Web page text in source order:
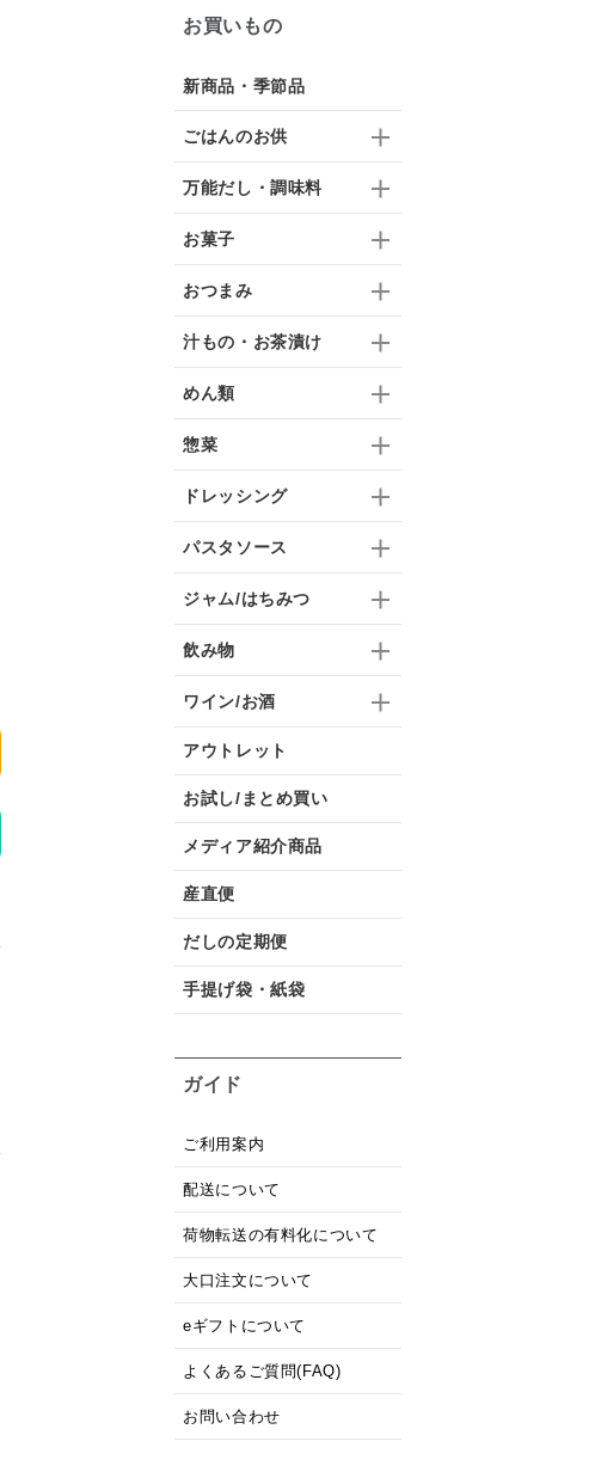
お買いもの
新商品・季節品
ごはんのお供
万能だし・調味料
お菓子
おつまみ
汁もの・お茶漬け
めん類
惣菜
ドレッシング
パスタソース
ジャム/はちみつ
飲み物
ワイン/お酒
アウトレット
お試し/まとめ買い
メディア紹介商品
産直便
だしの定期便
手提げ袋・紙袋
ガイド
ご利用案内
配送について
荷物転送の有料化について
大口注文について
eギフトについて
よくあるご質問(FAQ)
お問い合わせ